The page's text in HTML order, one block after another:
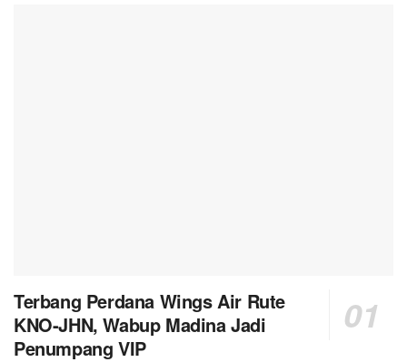
Terbang Perdana Wings Air Rute
KNO-JHN, Wabup Madina Jadi
Penumpang VIP